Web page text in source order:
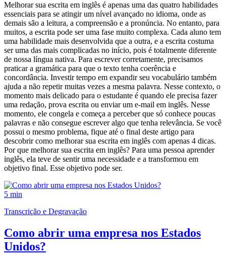
Melhorar sua escrita em inglês é apenas uma das quatro habilidades
essenciais para se atingir um nível avançado no idioma, onde as
demais são a leitura, a compreensão e a pronúncia. No entanto, para
muitos, a escrita pode ser uma fase muito complexa. Cada aluno tem
uma habilidade mais desenvolvida que a outra, e a escrita costuma
ser uma das mais complicadas no início, pois é totalmente diferente
de nossa língua nativa. Para escrever corretamente, precisamos
praticar a gramática para que o texto tenha coerência e
concordância. Investir tempo em expandir seu vocabulário também
ajuda a não repetir muitas vezes a mesma palavra. Nesse contexto, o
momento mais delicado para o estudante é quando ele precisa fazer
uma redação, prova escrita ou enviar um e-mail em inglês. Nesse
momento, ele congela e começa a perceber que só conhece poucas
palavras e não consegue escrever algo que tenha relevância. Se você
possui o mesmo problema, fique até o final deste artigo para
descobrir como melhorar sua escrita em inglês com apenas 4 dicas.
Por que melhorar sua escrita em inglês? Para uma pessoa aprender
inglês, ela teve de sentir uma necessidade e a transformou em
objetivo final. Esse objetivo pode ser.
5 min
Transcrição e Degravação
Como abrir uma empresa nos Estados
Unidos?